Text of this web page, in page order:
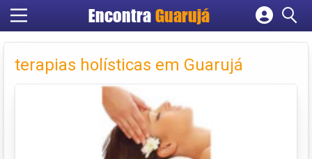
Encontra Guarujá
Cadastrar empresa
Criar conta
terapias holísticas em Guarujá